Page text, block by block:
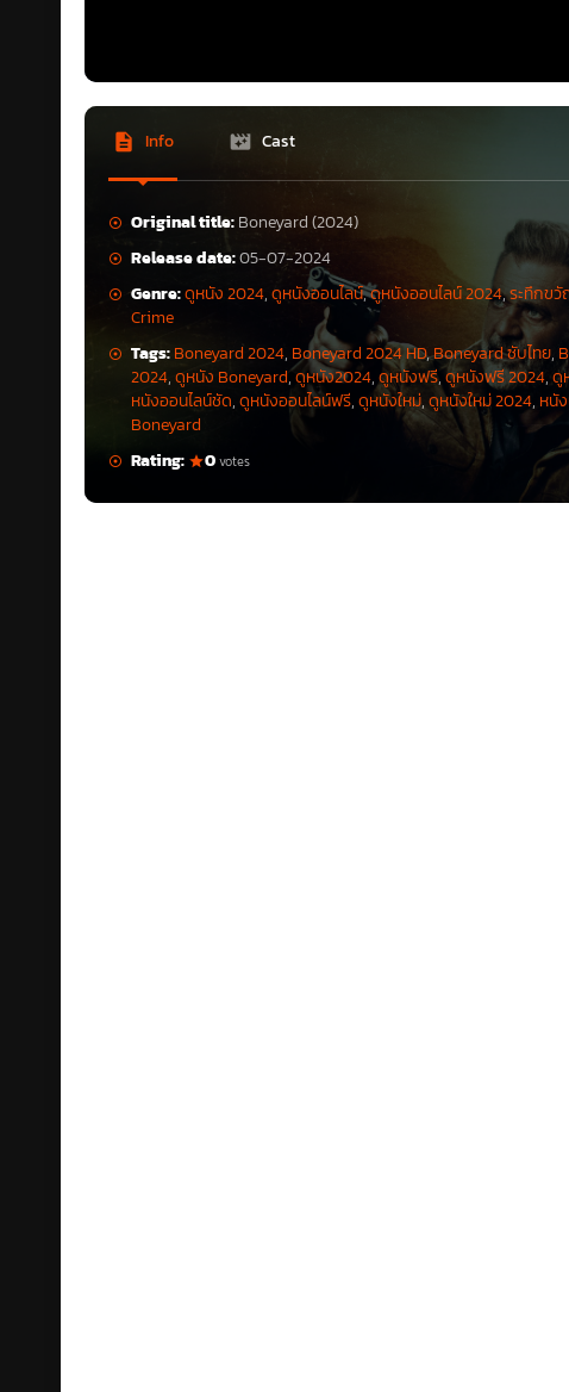
Info Cast
Original title:Boneyard (2024)
Release date:05-07-2024
Genre:ดูหนัง 2024,ดูหนังออนไลน์,ดูหนังออนไลน์ 2024,ระทึกข
Crime
Tags:Boneyard 2024, Boneyard 2024 HD,Boneyard ซับไทย,
2024,ดูหนัง Boneyard,ดูหนัง2024,ดูหนังฟรี,ดูหนังฟรี 2024,ดู
หนังออนไลน์ชัด,ดูหนังออนไลน์ฟรี,ดูหนังใหม่,ดูหนังใหม่ 2024, หนั
Boneyard
Rating:
0votes